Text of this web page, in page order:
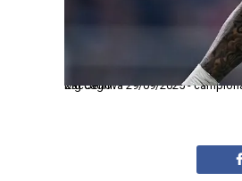
Mg Genova 29/09/2025 - campionato di calcio serie A / Genoa-Lazio / foto Matteo Gribaudi/Image Sport nella foto: esultanza gol Mattia Zaccagni